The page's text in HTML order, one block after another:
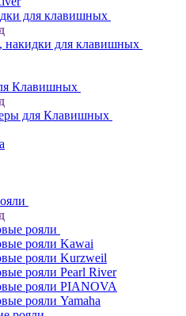
для клавишных
накидки для клавишных
Клавишных
для Клавишных
рояли
рояли Kawai
рояли Kurzweil
рояли Pearl River
рояли PIANOVA
рояли Yamaha